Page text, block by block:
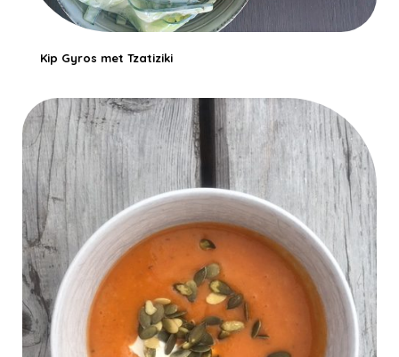
Kip Gyros met Tzatiziki